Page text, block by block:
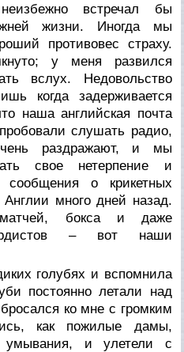
встречал бы
жизни. Иногда мы
противовес страху.
у меня развился
вслух. Недовольство
когда задерживается
наша английская почта
слушать радио,
раздражают, и мы
свое нетерпение и
сообщения о крикетных
много дней назад.
матчей, бокса и даже
– вот наши
голубях и вспомнила
постоянно летали над
ко мне с громким
как пожилые дамы,
умывания, и улетели с